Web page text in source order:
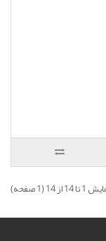
14 از 14 (1 صفحه)